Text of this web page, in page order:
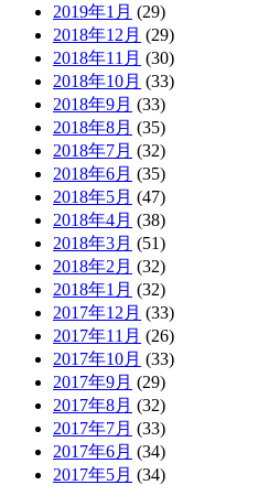
2019年1月 (29)
2018年12月 (29)
2018年11月 (30)
2018年10月 (33)
2018年9月 (33)
2018年8月 (35)
2018年7月 (32)
2018年6月 (35)
2018年5月 (47)
2018年4月 (38)
2018年3月 (51)
2018年2月 (32)
2018年1月 (32)
2017年12月 (33)
2017年11月 (26)
2017年10月 (33)
2017年9月 (29)
2017年8月 (32)
2017年7月 (33)
2017年6月 (34)
2017年5月 (34)